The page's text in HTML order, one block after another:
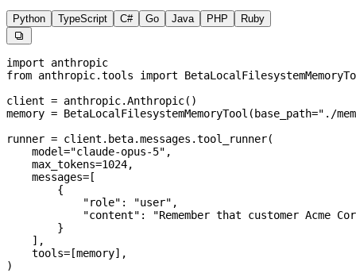
Python TypeScript C# Go Java PHP Ruby

import anthropic
from anthropic.tools import
client = anthropic.Anthropic()
memory = BetaLocalFilesystemMemoryTool( base_path="./
runner = client.beta.messages.tool_runner(
    model
="claude-opus-5" ,
    max_tokens
=1024,
    messages
= [
        {
            "role"
: "user" ,
            "content"
:
"Remember that customer Acme
        }
    ],
    tools
= [memory],
)